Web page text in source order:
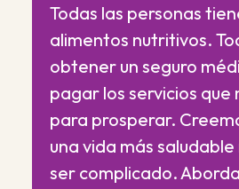
Todas las personas
alimentos nutritivos.
obtener un seguro
pagar los servicios que
para prosperar.
una vida más
ser complicado.